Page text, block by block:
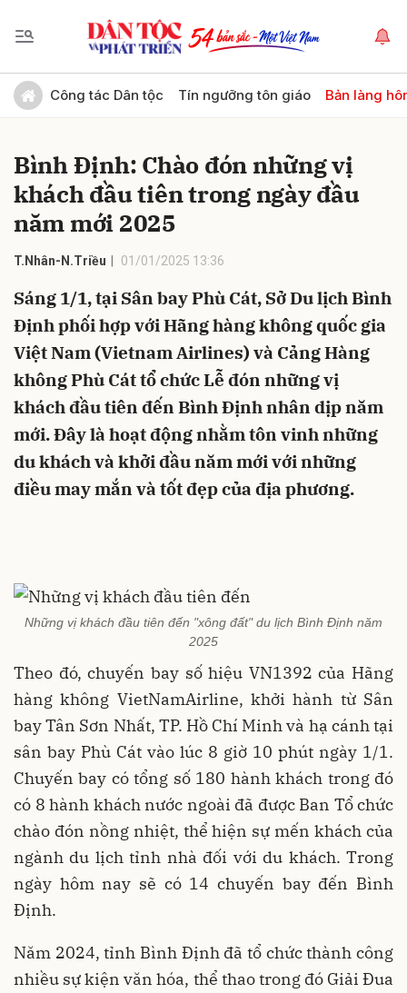
Công tác Dân tộc Tín ngưỡng tôn giáo Bản làng
Bình Định: Chào đón những vị
khách đầu tiên trong ngày đầu
năm mới 2025
T.Nhân-N.Triều 01/01/2025 13:36
Sáng 1/1, tại Sân bay Phù Cát, Sở Du lịch Bình
Định phối hợp với Hãng hàng không quốc gia
Việt Nam (Vietnam Airlines) và Cảng Hàng
không Phù Cát tổ chức Lễ đón những vị
khách đầu tiên đến Bình Định nhân dịp năm
mới. Đây là hoạt động nhằm tôn vinh những
du khách và khởi đầu năm mới với những
điều may mắn và tốt đẹp của địa phương.
Những vị khách đầu tiên đến "xông đất" du lịch Bình Định năm
2025
Theo đó, chuyến bay số hiệu VN1392 của Hãng
hàng không VietNamAirline, khởi hành từ Sân
bay Tân Sơn Nhất, TP. Hồ Chí Minh và hạ cánh tại
sân bay Phù Cát vào lúc 8 giờ 10 phút ngày 1/1.
Chuyến bay có tổng số 180 hành khách trong đó
có 8 hành khách nước ngoài đã được Ban Tổ chức
chào đón nồng nhiệt, thể hiện sự mến khách của
ngành du lịch tỉnh nhà đối với du khách. Trong
ngày hôm nay sẽ có 14 chuyến bay đến Bình
Định.
Năm 2024, tỉnh Bình Định đã tổ chức thành công
nhiều sự kiện văn hóa, thể thao trong đó Giải Đua
Gửi bình luận